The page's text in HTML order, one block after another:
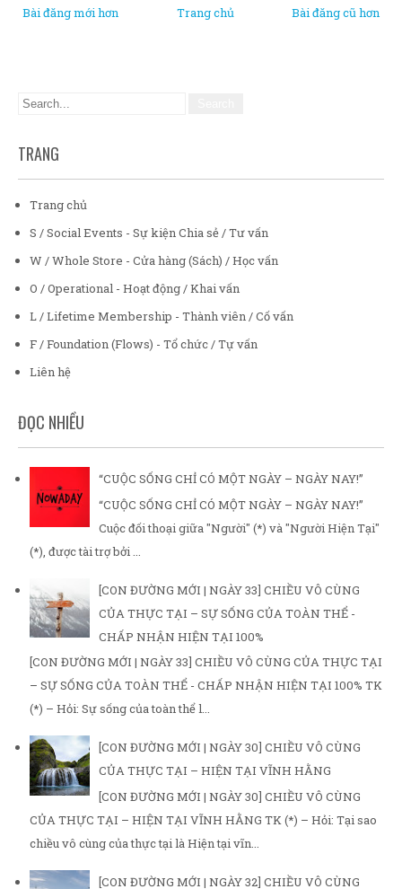
Bài đăng mới hơn Bài đăng cũ hơn
Trang chủ
TRANG
Trang chủ
S / Social Events - Sự kiện Chia sẻ / Tư vấn
W / Whole Store - Cửa hàng (Sách) / Học vấn
O / Operational - Hoạt động / Khai vấn
L / Lifetime Membership - Thành viên / Cố vấn
F / Foundation (Flows) - Tổ chức / Tự vấn
Liên hệ
ĐỌC NHIỀU
“CUỘC SỐNG CHỈ CÓ MỘT NGÀY – NGÀY NAY!”
“CUỘC SỐNG CHỈ CÓ MỘT NGÀY – NGÀY NAY!”
Cuộc đối thoại giữa "Người" (*) và "Người Hiện Tại"
(*), được tài trợ bởi ...
[CON ĐƯỜNG MỚI | NGÀY 33] CHIỀU VÔ CÙNG
CỦA THỰC TẠI – SỰ SỐNG CỦA TOÀN THỂ -
CHẤP NHẬN HIỆN TẠI 100%
[CON ĐƯỜNG MỚI | NGÀY 33] CHIỀU VÔ CÙNG CỦA THỰC TẠI
– SỰ SỐNG CỦA TOÀN THỂ - CHẤP NHẬN HIỆN TẠI 100% TK
(*) – Hỏi: Sự sống của toàn thể l...
[CON ĐƯỜNG MỚI | NGÀY 30] CHIỀU VÔ CÙNG
CỦA THỰC TẠI – HIỆN TẠI VĨNH HẰNG
[CON ĐƯỜNG MỚI | NGÀY 30] CHIỀU VÔ CÙNG
CỦA THỰC TẠI – HIỆN TẠI VĨNH HẰNG TK (*) – Hỏi: Tại sao
chiều vô cùng của thực tại là Hiện tại vĩn...
[CON ĐƯỜNG MỚI | NGÀY 32] CHIỀU VÔ CÙNG